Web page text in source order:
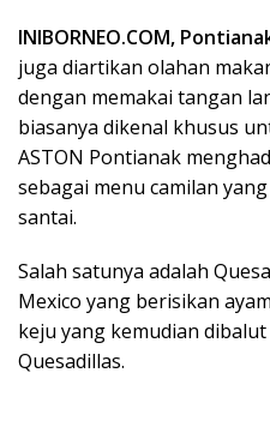
INIBORNEO.COM,
juga diartikan olahan
dengan memakai tangan
biasanya dikenal khusus
ASTON Pontianak
sebagai menu camilan
santai.
Salah satunya adalah
Mexico yang berisikan
keju yang kemudian
Quesadillas.